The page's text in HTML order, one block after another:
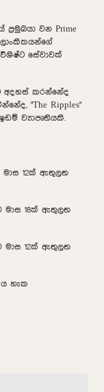
වන Prime
සේවාවක්
කරන්නේද
"The Ripples"
ව්‍යාපෘතියකි.
මාස 12ක් ඇතුලත
මාස 18ක් ඇතුලත
මාස 12ක් ඇතුලත
හැක